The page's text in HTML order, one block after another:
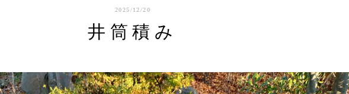
2025/12/20
井筒積み